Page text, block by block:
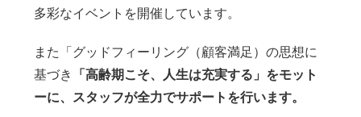
多彩なイベントを開催しています。
また「グッドフィーリング（顧客満足）の思想に
基づき
「高齢期こそ、人生は充実する」をモット
ーに、スタッフが全力でサポートを行います。